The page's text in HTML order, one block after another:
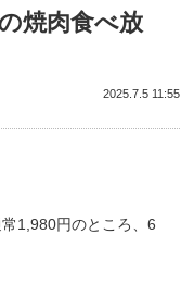
焼肉食べ放
2025.7.5 11:55
1,980円のところ、6